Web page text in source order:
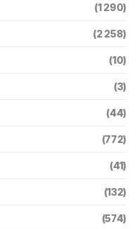
(1 290)
(2 258)
(10)
(3)
(44)
(772)
(41)
(132)
(574)